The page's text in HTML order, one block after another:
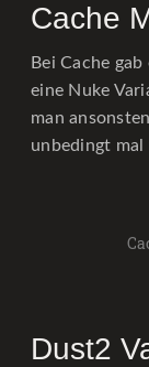
Cache
Bei Cache
eine Nuke
man
unbedingt
Dust2